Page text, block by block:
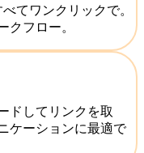
てワンクリックで。
クフロー。
ドしてリンクを取
ケーションに最適で